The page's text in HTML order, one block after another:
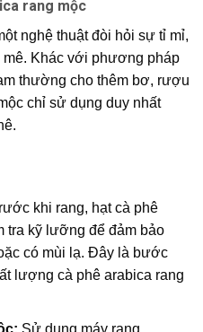
rang mộc
nghệ thuật đòi hỏi sự tỉ mỉ,
mê. Khác với phương pháp
thường cho thêm bơ, rượu
chỉ sử dụng duy nhất
khi rang, hạt cà phê
tra kỹ lưỡng để đảm bảo
có mùi lạ. Đây là bước
lượng cà phê arabica rang
Sử dụng máy rang